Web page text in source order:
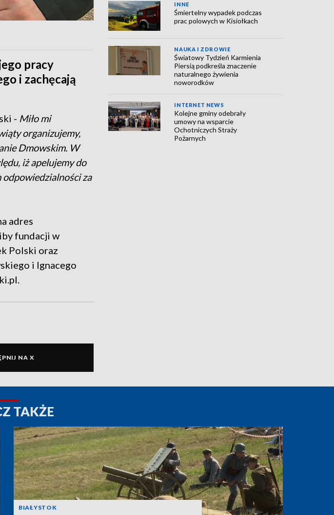
pracy
i zachęcają
- Miło mi
organizujemy,
Dmowskim. W
iż apelujemy do
odpowiedzialności za
adres
fundacji w
Polski oraz
i Ignacego
NA X
INNE
Śmiertelny wypadek podczas
prac polowych w Kisiołkach
NAUKA I ZDROWIE
Światowy Tydzień Karmienia
Piersią podkreśla znaczenie
naturalnego żywienia
noworodków
INTERNET NEWS
Kolejne gminy odebrały
umowy na wsparcie
Ochotniczych Straży
Pożarnych
TAKŻE
BIAŁYSTOK